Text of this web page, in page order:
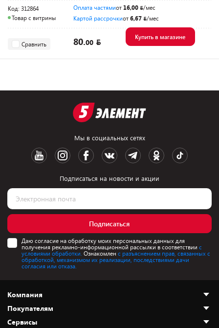
Код: 312864
Товар с витрины
Оплата частямиот 16,00
/мес
Картой рассрочкиот6,67 /мес
Сравнить 80.00
Купить в магазине
Мы в социальных сетях
Подписаться на новости и акции
Подписаться
Даю согласие на обработку моих персональных данных для
получения рекламно-информационной рассылки в соответствии с
условиями обработки. Ознакомлен с разъяснением прав, связанных с
обработкой, механизмом их реализации, последствиями дачи
согласия или отказа.
Компания
О нас
Покупателям
Сервисы